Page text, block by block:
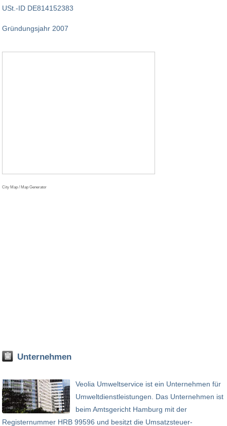
USt.-ID DE814152383
Gründungsjahr 2007
City Map / Map Generator
Unternehmen
Veolia Umweltservice ist ein Unternehmen für
Umweltdienstleistungen. Das Unternehmen ist
beim Amtsgericht Hamburg mit der
Registernummer HRB 99596 und besitzt die Umsatzsteuer-